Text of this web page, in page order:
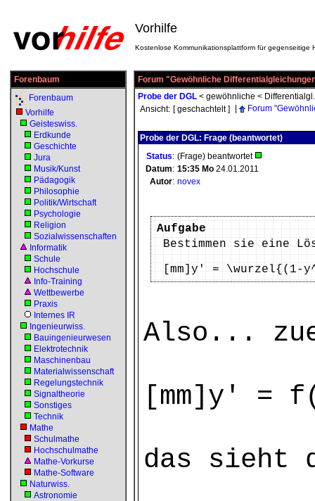
Vorhilfe
Kostenlose Kommunikationsplattform für gegenseitige
Forenbaum
Forenbaum
Vorhilfe
Geisteswiss.
Erdkunde
Geschichte
Jura
Musik/Kunst
Pädagogik
Philosophie
Politik/Wirtschaft
Psychologie
Religion
Sozialwissenschaften
Informatik
Schule
Hochschule
Info-Training
Wettbewerbe
Praxis
Internes IR
Ingenieurwiss.
Bauingenieurwesen
Elektrotechnik
Maschinenbau
Materialwissenschaft
Regelungstechnik
Signaltheorie
Sonstiges
Technik
Mathe
Schulmathe
Hochschulmathe
Mathe-Vorkurse
Mathe-Software
Naturwiss.
Astronomie
Forum "Gewöhnliche
Probe der DGL < gewöhnliche < Differentialgl.
Ansicht: [ geschachtelt ] Forum
Probe der DGL: Frage (beantwortet)
Status: (Frage) beantwortet
Datum: 15:35 Mo 24.01.2011
Autor: novex
Aufgabe
Bestimmen sie eine
[mm]y' = \wurzel{(1-
Also...
[mm]y' =
das sieht